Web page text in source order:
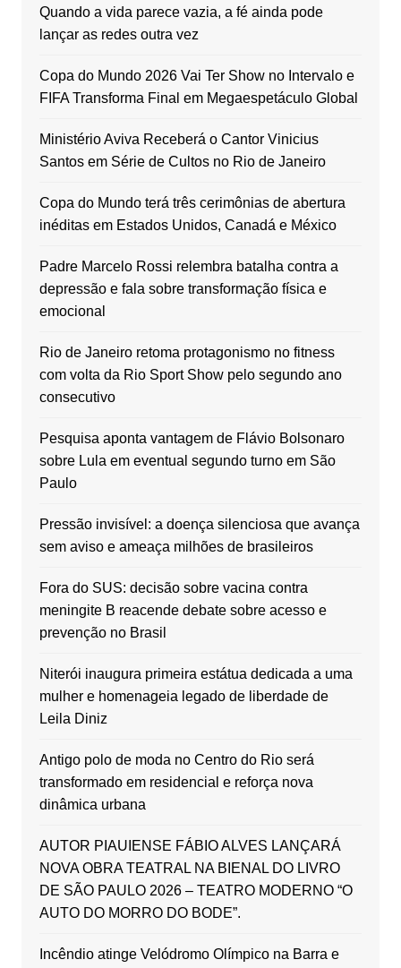
Quando a vida parece vazia, a fé ainda pode
lançar as redes outra vez
Copa do Mundo 2026 Vai Ter Show no Intervalo e
FIFA Transforma Final em Megaespetáculo Global
Ministério Aviva Receberá o Cantor Vinicius
Santos em Série de Cultos no Rio de Janeiro
Copa do Mundo terá três cerimônias de abertura
inéditas em Estados Unidos, Canadá e México
Padre Marcelo Rossi relembra batalha contra a
depressão e fala sobre transformação física e
emocional
Rio de Janeiro retoma protagonismo no fitness
com volta da Rio Sport Show pelo segundo ano
consecutivo
Pesquisa aponta vantagem de Flávio Bolsonaro
sobre Lula em eventual segundo turno em São
Paulo
Pressão invisível: a doença silenciosa que avança
sem aviso e ameaça milhões de brasileiros
Fora do SUS: decisão sobre vacina contra
meningite B reacende debate sobre acesso e
prevenção no Brasil
Niterói inaugura primeira estátua dedicada a uma
mulher e homenageia legado de liberdade de
Leila Diniz
Antigo polo de moda no Centro do Rio será
transformado em residencial e reforça nova
dinâmica urbana
AUTOR PIAUIENSE FÁBIO ALVES LANÇARÁ
NOVA OBRA TEATRAL NA BIENAL DO LIVRO
DE SÃO PAULO 2026 – TEATRO MODERNO “O
AUTO DO MORRO DO BODE”.
Incêndio atinge Velódromo Olímpico na Barra e